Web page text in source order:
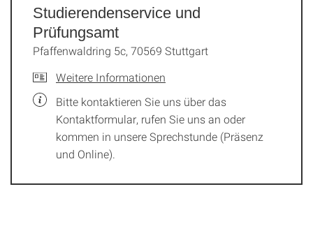
Studierendenservice und
Prüfungsamt
Pfaffenwaldring 5c, 70569 Stuttgart
Weitere Informationen
Bitte kontaktieren Sie uns über das
Kontaktformular, rufen Sie uns an oder
kommen in unsere Sprechstunde (Präsenz
und Online).